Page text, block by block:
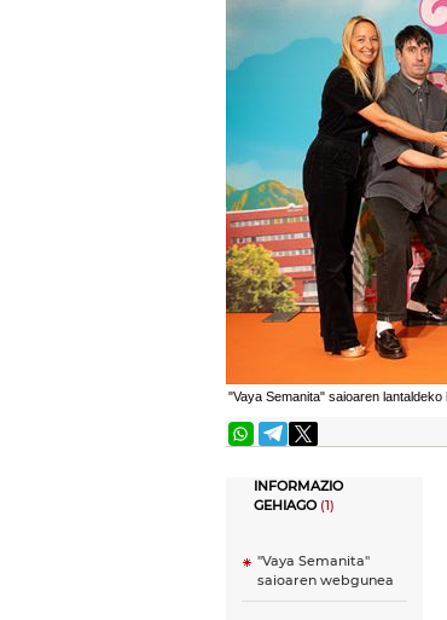
"Vaya Semanita" saioaren lantaldeko
INFORMAZIO
GEHIAGO(1)
''Vaya Semanita''
saioaren webgunea